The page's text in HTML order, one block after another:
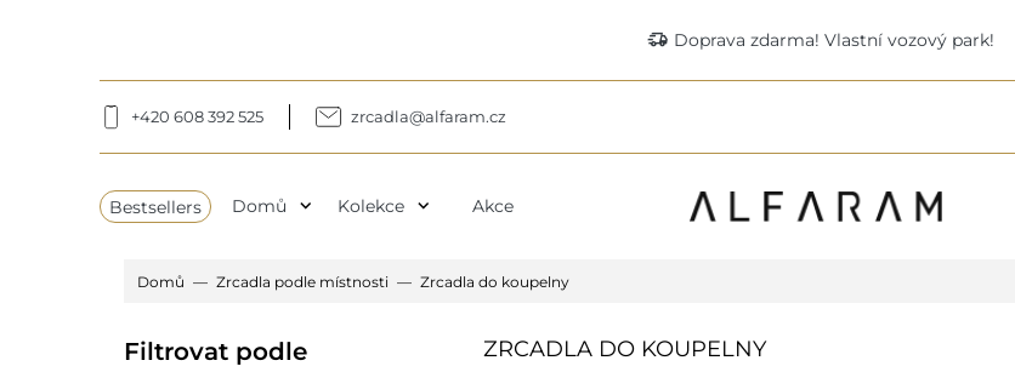
delivery_truck_speed Doprava zdarma! Vlastní vozový park!
+420 608 392 525 zrcadla@alfaram.cz
Bestsellers Domů expand_more Kolekce expand_more Akce
Domů Zrcadla podle místnosti Zrcadla do koupelny
Filtrovat podle ZRCADLA DO KOUPELNY